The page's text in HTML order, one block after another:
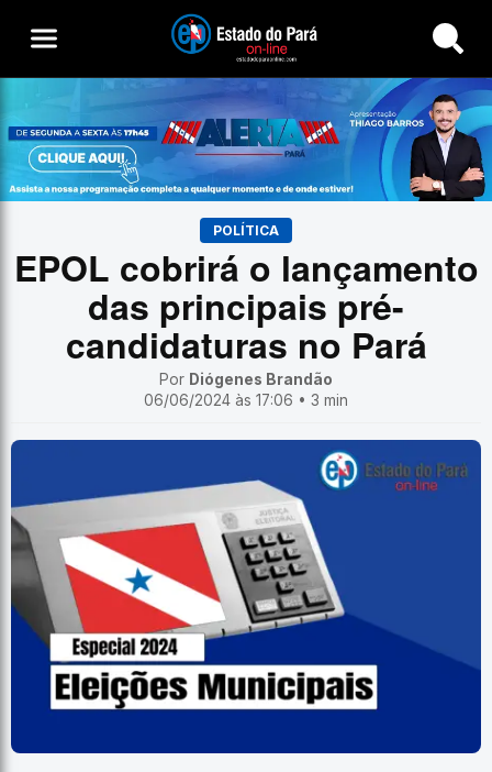
Buscar
POLÍTICA
EPOL cobrirá o lançamento
das principais pré-
candidaturas no Pará
Por Diógenes Brandão
06/06/2024 às 17:06 • 3 min